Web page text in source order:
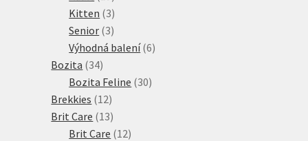
produktů
Kitten 33
produkty
Senior 33
produkty
Výhodná balení 66
Bozita 3434
produktů
Bozita Feline 3030
Brekkies 1212
produktů
Brit Care 1313
produktů
Brit Care 1212